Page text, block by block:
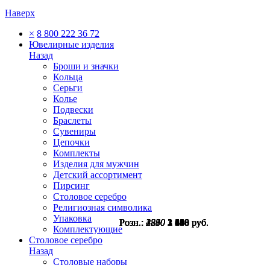
Розн.: 3810 2 858 руб.
Розн.: 4330 3 248 руб.
Розн.: 1880 1 410 руб.
Розн.: 2250 1 688 руб.
Розн.: 2250 1 688 руб.
Розн.: 2800 2 100 руб.
Розн.: 2800 2 100 руб.
Наверх
× 8 800 222 36 72
Ювелирные изделия
Назад
Броши и значки
Кольца
Серьги
Колье
Подвески
Браслеты
Сувениры
Цепочки
Комплекты
Изделия для мужчин
Детский ассортимент
Пирсинг
Столовое серебро
Религиозная символика
Упаковка
Комплектующие
Столовое серебро
Назад
Столовые наборы